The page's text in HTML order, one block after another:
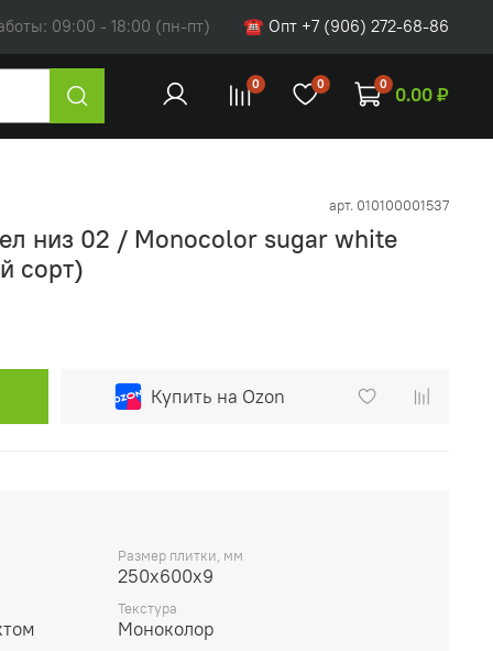
09:00 - 18:00 (пн-пт) ☎ Опт +7 (906) 272-68-86
0 0 0 0.00 ₽
арт. 010100001537
низ 02 / Monocolor sugar white
сорт)
Купить на Ozon
Размер плитки, мм
250х600х9
Текстура
Моноколор